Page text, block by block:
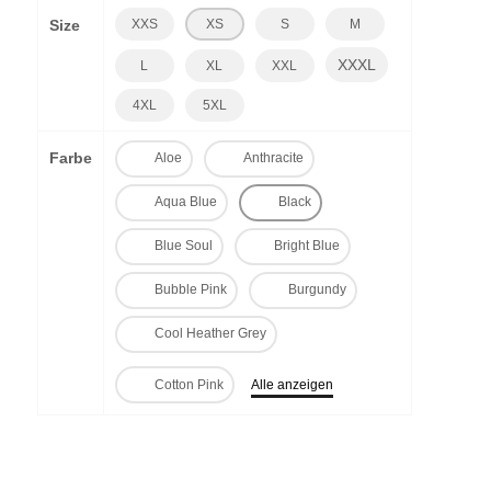
Size XXS XS S M
L XL XXL XXXL
4XL 5XL
Farbe Aloe Anthracite
Aqua Blue Black
Blue Soul Bright Blue
Bubble Pink Burgundy
Cool Heather Grey
Cotton Pink Alle anzeigen